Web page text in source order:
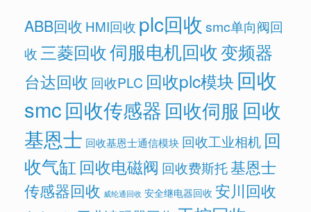
ABB回收 HMI回收 plc回收 smc单向阀回
收三菱回收伺服电机回收变频器
台达回收 回收PLC 回收plc模块 回收
smc回收传感器回收伺服 回收
基恩士 回收基恩士通信模块 回收工业相机 回
收气缸 回收电磁阀 回收费斯托基恩士
传感器回收 威纶通回收 安全继电器回收 安川回收